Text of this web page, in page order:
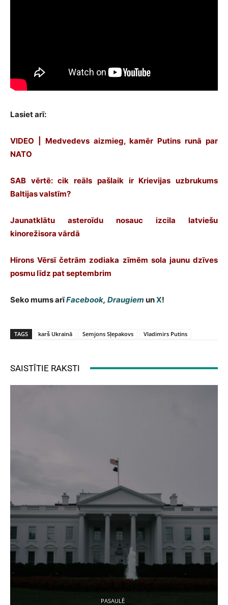
Lasiet arī:
VIDEO | Medvedevs aizmieg, kamēr Putins runā par
NATO
SAB vērtē: cik reāls pašlaik ir Krievijas uzbrukums
Baltijas valstīm?
Jaunatklātu asteroīdu nosauc izcila latviešu
kinorežisora vārdā
Hirons Vērsī četrām zodiaka zīmēm sola jaunu dzīves
posmu līdz pat septembrim
Seko mums arīFacebook, Draugiem unX!
TAGS karš Ukrainā Semjons Sļepakovs Vladimirs Putins
SAISTĪTIE RAKSTI
PASAULĒ